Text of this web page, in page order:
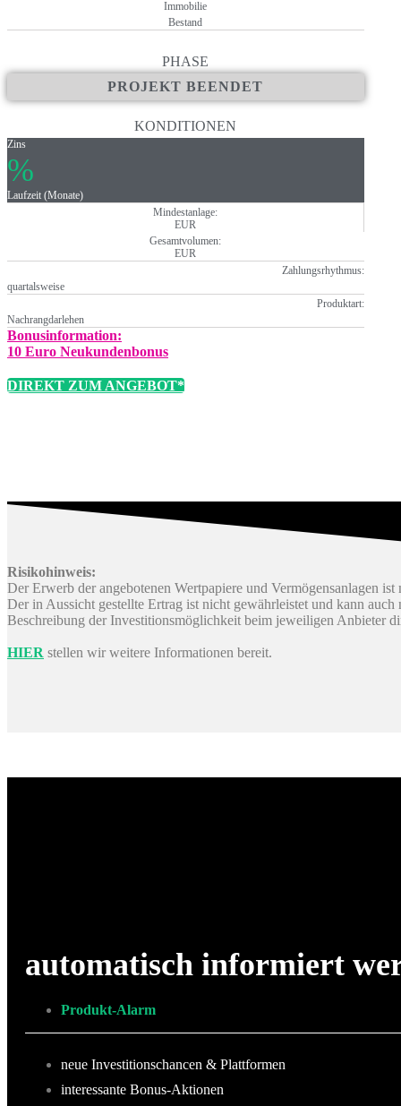
Immobilie
Bestand
PHASE
PROJEKT BEENDET
KONDITIONEN
Zins
%
Laufzeit (Monate)
Mindestanlage:
EUR
Gesamtvolumen:
EUR
Zahlungsrhythmus:
quartalsweise
Produktart:
Nachrangdarlehen
Bonusinformation:
10 Euro Neukundenbonus
DIREKT ZUM ANGEBOT*
Risikohinweis:
Der Erwerb der angebotenen Wertpapiere und Vermögensanlagen
Der in Aussicht gestellte Ertrag ist nicht gewährleistet und kann
Beschreibung der Investitionsmöglichkeit beim jeweiligen Anbieter
HIER stellen wir weitere Informationen bereit.
automatisch informiert
Produkt-Alarm
neue Investitionschancen & Plattformen
interessante Bonus-Aktionen